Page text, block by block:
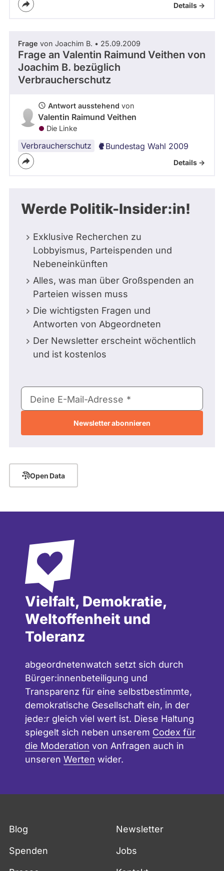
Details ->
Frage von Joachim B. • 25.09.2009
Frage an Valentin Raimund Veithen von
Joachim B. bezüglich
Verbraucherschutz
Antwort ausstehend von
Valentin Raimund Veithen
Die Linke
Verbraucherschutz Bundestag Wahl 2009
Details ->
Werde Politik-Insider:in!
Exklusive Recherchen zu
Lobbyismus, Parteispenden und
Nebeneinkünften
Alles, was man über Großspenden an
Parteien wissen muss
Die wichtigsten Fragen und
Antworten von Abgeordneten
Der Newsletter erscheint wöchentlich
und ist kostenlos
E-
Mail-
Deine E-Mail-Adresse
Open Data
Vielfalt, Demokratie,
Weltoffenheit und
Toleranz
abgeordnetenwatch setzt sich durch
Bürger:innenbeteiligung und
Transparenz für eine selbstbestimmte,
demokratische Gesellschaft ein, in der
jede:r gleich viel wert ist. Diese Haltung
spiegelt sich neben unserem Codex für
die Moderation von Anfragen auch in
unseren Werten wider.
Blog Newsletter
Spenden Jobs